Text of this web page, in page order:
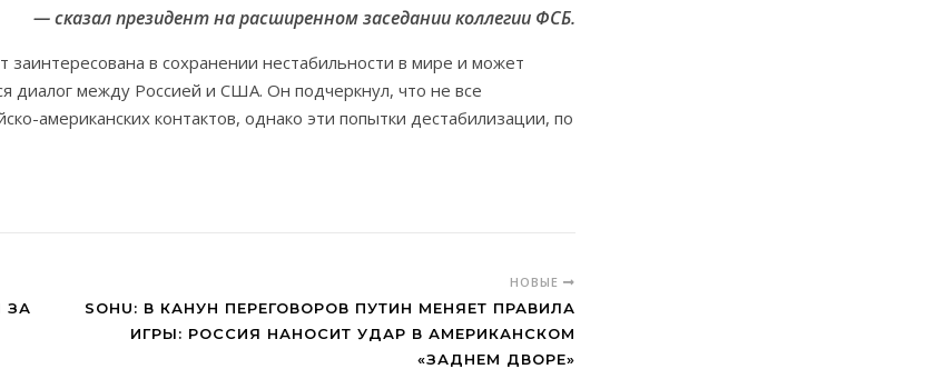
— сказал президент на расширенном заседании коллегии ФСБ.
заинтересована в сохранении нестабильности в мире и может
диалог между Россией и США. Он подчеркнул, что не все
американских контактов, однако эти попытки дестабилизации, по
ЗА
НОВЫЕ
SOHU: В КАНУН ПЕРЕГОВОРОВ ПУТИН МЕНЯЕТ ПРАВИЛА
ИГРЫ: РОССИЯ НАНОСИТ УДАР В АМЕРИКАНСКОМ
«ЗАДНЕМ ДВОРЕ»